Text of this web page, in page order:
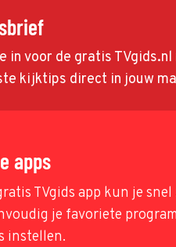
in voor de gratis
kijktips direct in jouw
apps
TVgids app kun je
je favoriete
instellen.